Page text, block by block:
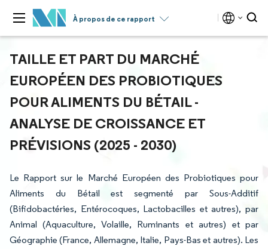
À propos de ce rapport
TAILLE ET PART DU MARCHÉ
EUROPÉEN DES PROBIOTIQUES
POUR ALIMENTS DU BÉTAIL -
ANALYSE DE CROISSANCE ET
PRÉVISIONS (2025 - 2030)
Le Rapport sur le Marché Européen des Probiotiques pour
Aliments du Bétail est segmenté par Sous-Additif
(Bifidobactéries, Entérocoques, Lactobacilles et autres), par
Animal (Aquaculture, Volaille, Ruminants et autres) et par
Géographie (France, Allemagne, Italie, Pays-Bas et autres). Les